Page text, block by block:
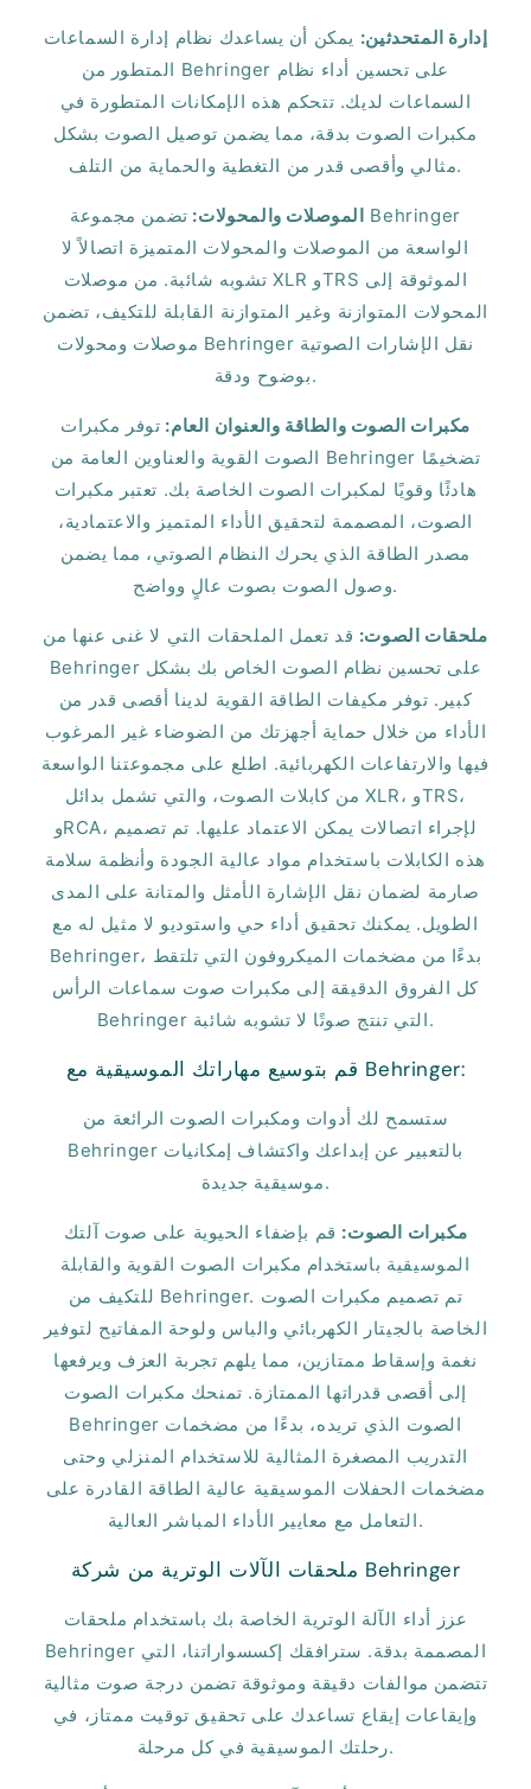
إدارة المتحدثين: يمكن أن يساعدك نظام إدارة السماعات
المتطور من Behringer على تحسين أداء نظام
السماعات لديك. تتحكم هذه الإمكانات المتطورة في
مكبرات الصوت بدقة، مما يضمن توصيل الصوت بشكل
مثالي وأقصى قدر من التغطية والحماية من التلف.
الموصلات والمحولات: تضمن مجموعة Behringer
الواسعة من الموصلات والمحولات المتميزة اتصالاً لا
تشوبه شائبة. من موصلات XLR وTRS الموثوقة إلى
المحولات المتوازنة وغير المتوازنة القابلة للتكيف، تضمن
موصلات ومحولات Behringer نقل الإشارات الصوتية
بوضوح ودقة.
مكبرات الصوت والطاقة والعنوان العام: توفر مكبرات
الصوت القوية والعناوين العامة من Behringer تضخيمًا
هادئًا وقويًا لمكبرات الصوت الخاصة بك. تعتبر مكبرات
الصوت، المصممة لتحقيق الأداء المتميز والاعتمادية،
مصدر الطاقة الذي يحرك النظام الصوتي، مما يضمن
وصول الصوت بصوت عالٍ وواضح.
ملحقات الصوت: قد تعمل الملحقات التي لا غنى عنها من
Behringer على تحسين نظام الصوت الخاص بك بشكل
كبير. توفر مكيفات الطاقة القوية لدينا أقصى قدر من
الأداء من خلال حماية أجهزتك من الضوضاء غير المرغوب
فيها والارتفاعات الكهربائية. اطلع على مجموعتنا الواسعة
من كابلات الصوت، والتي تشمل بدائل XLR، وTRS،
وRCA، لإجراء اتصالات يمكن الاعتماد عليها. تم تصميم
هذه الكابلات باستخدام مواد عالية الجودة وأنظمة سلامة
صارمة لضمان نقل الإشارة الأمثل والمتانة على المدى
الطويل. يمكنك تحقيق أداء حي واستوديو لا مثيل له مع
Behringer، بدءًا من مضخمات الميكروفون التي تلتقط
كل الفروق الدقيقة إلى مكبرات صوت سماعات الرأس
Behringer التي تنتج صوتًا لا تشوبه شائبة.
قم بتوسيع مهاراتك الموسيقية مع Behringer:
ستسمح لك أدوات ومكبرات الصوت الرائعة من
Behringer بالتعبير عن إبداعك واكتشاف إمكانيات
موسيقية جديدة.
مكبرات الصوت: قم بإضفاء الحيوية على صوت آلتك
الموسيقية باستخدام مكبرات الصوت القوية والقابلة
للتكيف من Behringer. تم تصميم مكبرات الصوت
الخاصة بالجيتار الكهربائي والباس ولوحة المفاتيح لتوفير
نغمة وإسقاط ممتازين، مما يلهم تجربة العزف ويرفعها
إلى أقصى قدراتها الممتازة. تمنحك مكبرات الصوت
Behringer الصوت الذي تريده، بدءًا من مضخمات
التدريب المصغرة المثالية للاستخدام المنزلي وحتى
مضخمات الحفلات الموسيقية عالية الطاقة القادرة على
التعامل مع معايير الأداء المباشر العالية.
ملحقات الآلات الوترية من شركة Behringer
عزز أداء الآلة الوترية الخاصة بك باستخدام ملحقات
Behringer المصممة بدقة. سترافقك إكسسواراتنا، التي
تتضمن موالفات دقيقة وموثوقة تضمن درجة صوت مثالية
وإيقاعات إيقاع تساعدك على تحقيق توقيت ممتاز، في
رحلتك الموسيقية في كل مرحلة.